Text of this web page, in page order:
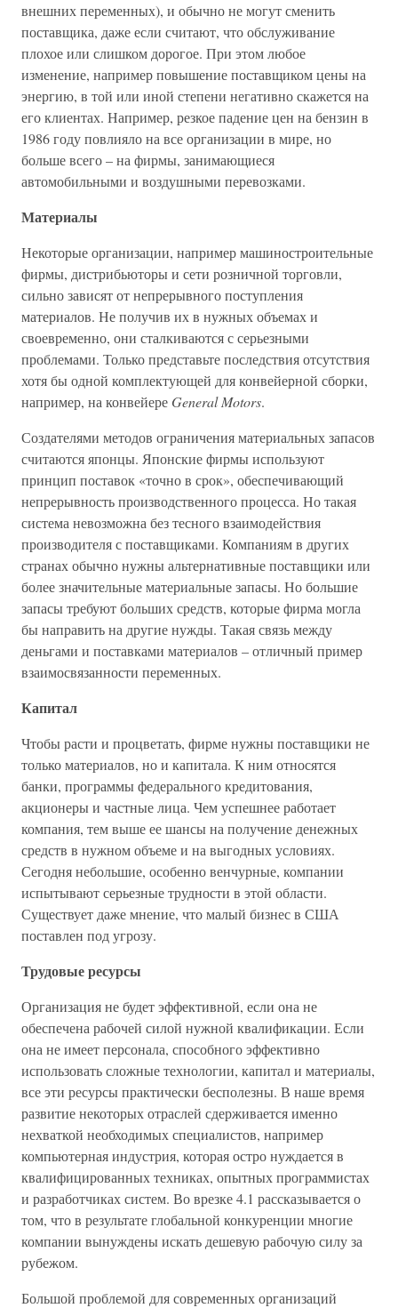
внешних переменных), и обычно не могут сменить
поставщика, даже если считают, что обслуживание
плохое или слишком дорогое. При этом любое
изменение, например повышение поставщиком цены на
энергию, в той или иной степени негативно скажется на
его клиентах. Например, резкое падение цен на бензин в
1986 году повлияло на все организации в мире, но
больше всего – на фирмы, занимающиеся
автомобильными и воздушными перевозками.
Материалы
Некоторые организации, например машиностроительные
фирмы, дистрибьюторы и сети розничной торговли,
сильно зависят от непрерывного поступления
материалов. Не получив их в нужных объемах и
своевременно, они сталкиваются с серьезными
проблемами. Только представьте последствия отсутствия
хотя бы одной комплектующей для конвейерной сборки,
например, на конвейереGeneral Motors.
Создателями методов ограничения материальных запасов
считаются японцы. Японские фирмы используют
принцип поставок «точно в срок», обеспечивающий
непрерывность производственного процесса. Но такая
система невозможна без тесного взаимодействия
производителя с поставщиками. Компаниям в других
странах обычно нужны альтернативные поставщики или
более значительные материальные запасы. Но большие
запасы требуют больших средств, которые фирма могла
бы направить на другие нужды. Такая связь между
деньгами и поставками материалов – отличный пример
взаимосвязанности переменных.
Капитал
Чтобы расти и процветать, фирме нужны поставщики не
только материалов, но и капитала. К ним относятся
банки, программы федерального кредитования,
акционеры и частные лица. Чем успешнее работает
компания, тем выше ее шансы на получение денежных
средств в нужном объеме и на выгодных условиях.
Сегодня небольшие, особенно венчурные, компании
испытывают серьезные трудности в этой области.
Существует даже мнение, что малый бизнес в США
поставлен под угрозу.
Трудовые ресурсы
Организация не будет эффективной, если она не
обеспечена рабочей силой нужной квалификации. Если
она не имеет персонала, способного эффективно
использовать сложные технологии, капитал и материалы,
все эти ресурсы практически бесполезны. В наше время
развитие некоторых отраслей сдерживается именно
нехваткой необходимых специалистов, например
компьютерная индустрия, которая остро нуждается в
квалифицированных техниках, опытных программистах
и разработчиках систем. Во врезке 4.1 рассказывается о
том, что в результате глобальной конкуренции многие
компании вынуждены искать дешевую рабочую силу за
рубежом.
Большой проблемой для современных организаций